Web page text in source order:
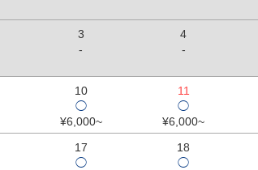
3
-
4
-
10
◯
¥6,000~
11
◯
¥6,000~
17
◯
18
◯